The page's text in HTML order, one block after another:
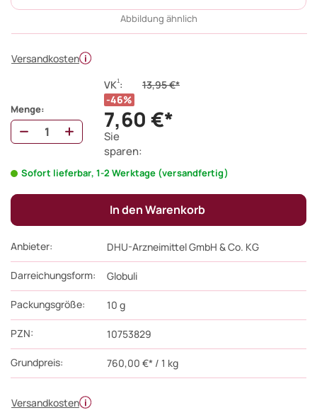
Abbildung ähnlich
Versandkosten
Versandkosten
Anbieter: DHU-Arzneimittel GmbH & Co. KG
Darreichungsform: Globuli
Packungsgröße: 10 g
PZN: 10753829
Grundpreis: 760,00 €* / 1 kg
Menge:
VK1: 13,95 €*
7,60 €*
Sie
sparen:
46%
Sofort lieferbar, 1-2 Werktage (versandfertig)
In den Warenkorb